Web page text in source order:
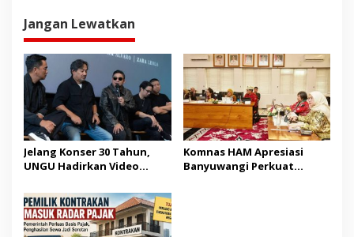
Jangan Lewatkan
Jelang Konser 30 Tahun,
UNGU Hadirkan Video
Komnas HAM Apresiasi
Banyuwangi Perkuat